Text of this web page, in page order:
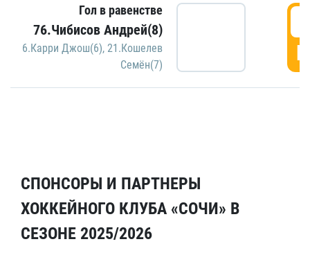
Гол в равенстве
76.Чибисов Андрей(8)
6.Карри Джош(6), 21.Кошелев
Семён(7)
СПОНСОРЫ И ПАРТНЕРЫ
ХОККЕЙНОГО КЛУБА «СОЧИ» В
СЕЗОНЕ 2025/2026